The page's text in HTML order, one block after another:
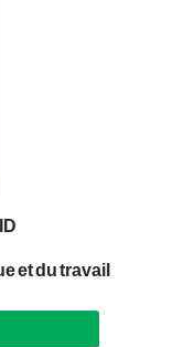
et du travail